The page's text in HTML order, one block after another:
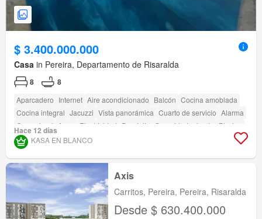
$ 3.400.000.000
Casa in Pereira, Departamento de Risaralda
8 8
Aparcadero Internet Aire acondicionado Balcón Cocina amoblada
Cocina integral Jacuzzi Vista panorámica Cuarto de servicio Alarma
Gas natural
Agua Electricidad Depósito Seguridad privada
Piscina
Sauna Jardín Barbecue
Hace 12 días
KASA EN BLANCO
Axis
Carritos, Pereira, Pereira, Risaralda
Desde $ 630.400.000